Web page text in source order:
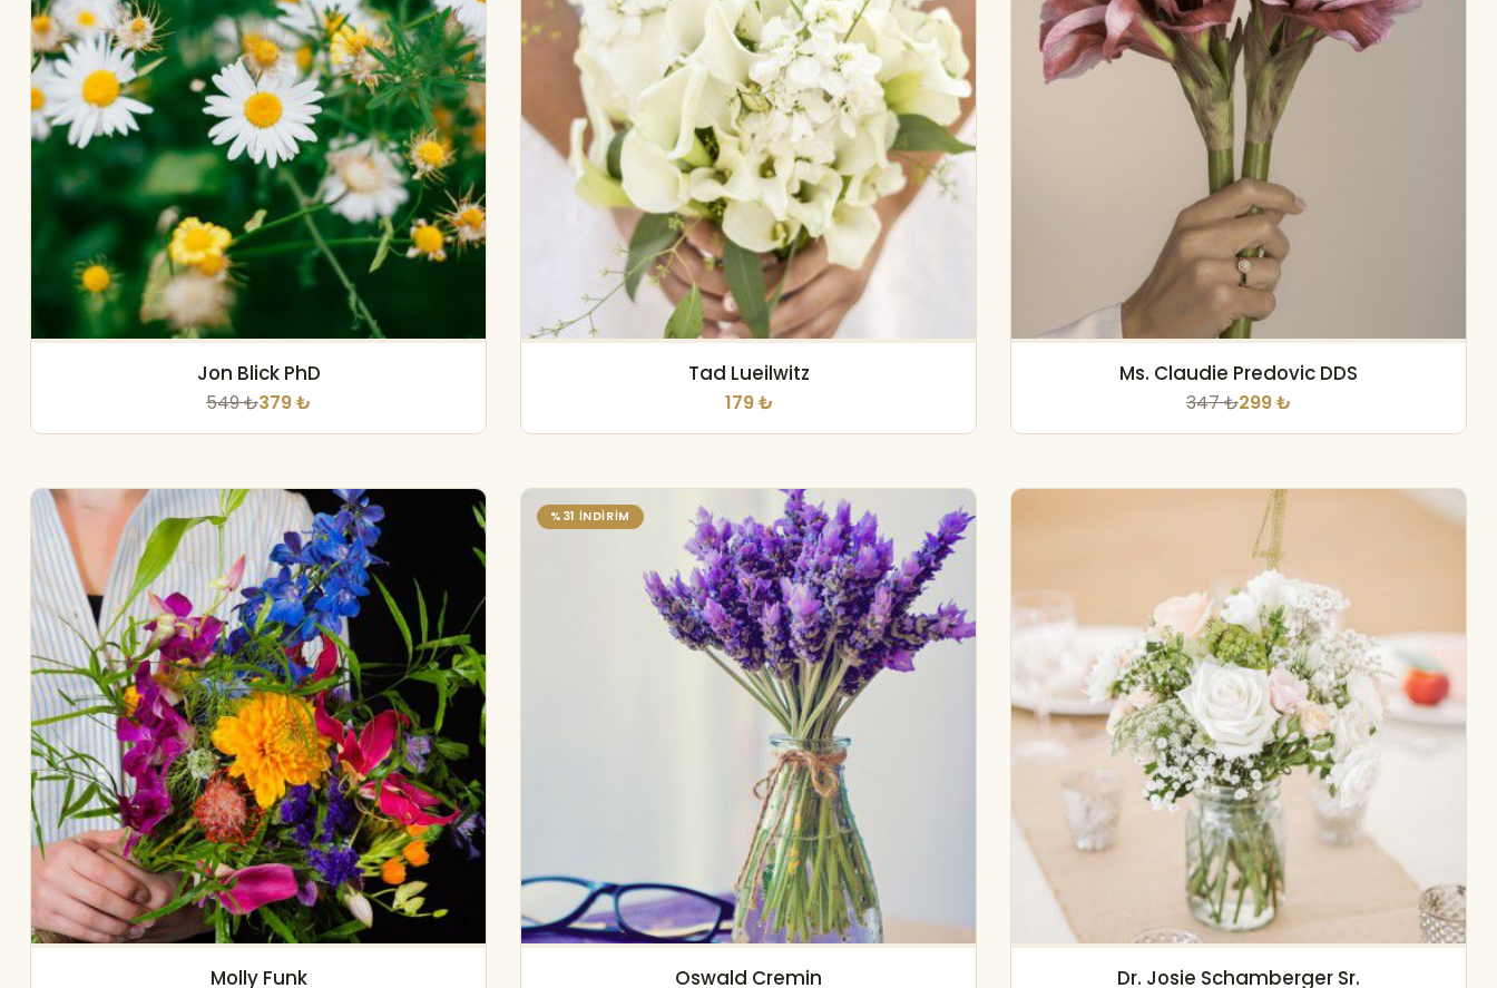
Jon Blick PhD
549 ₺379 ₺
Tad Lueilwitz
179 ₺
Ms. Claudie Predovic DDS
347 ₺299 ₺
Molly Funk
%31 İNDİRİM
Oswald Cremin Dr. Josie Schamberger Sr.